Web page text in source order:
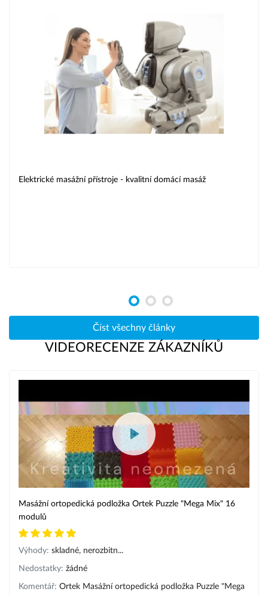
Elektrické masážní přístroje - kvalitní domácí masáž
Číst všechny články
VIDEORECENZE ZÁKAZNÍKŮ
Masážní ortopedická podložka Ortek Puzzle "Mega Mix" 16
modulů
Výhody: skladné, nerozbitn...
Nedostatky: žádné
Komentář: Ortek Masážní ortopedická podložka Puzzle "Mega